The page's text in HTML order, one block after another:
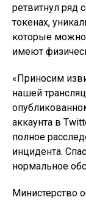
ретвитнул ряд
токенах,
которые можно
имеют
«Приносим
нашей
аккаунта в
полное
инцидента.
нормальное
Министерство